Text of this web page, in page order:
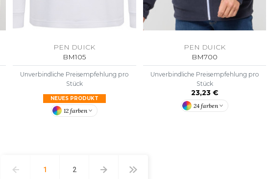
PEN DUICK
BM105
Unverbindliche Preisempfehlung pro
Stück
NEUES PRODUKT
12 farben
PEN DUICK
BM700
Unverbindliche Preisempfehlung pro
Stück
23,23 €
24 farben
1 2